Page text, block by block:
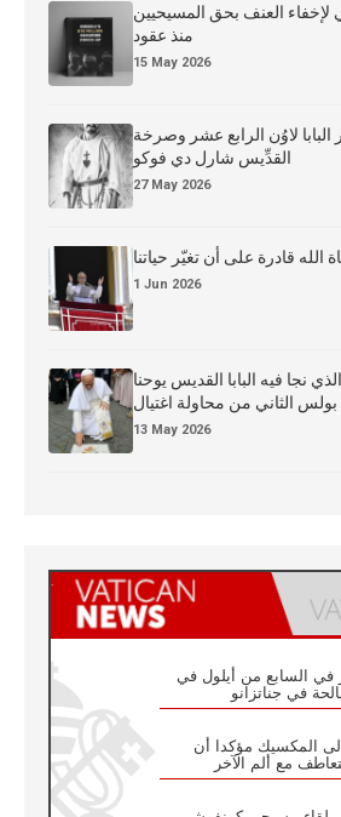
لإخفاء العنف بحق المسيحيين
منذ عقود
15 May 2026
البابا لاوُن الرابع عشر وصرخة
القدِّيس شارل دي فوكو
27 May 2026
الله قادرة على أن تغيّر حياتنا
1 Jun 2026
نجا فيه البابا القديس يوحنا
بولس الثاني من محاولة اغتيال
13 May 2026
في السابع من أيلول في
في جناتزانو
إلى المكسيك مؤكدا أن
مع ألم الآخر